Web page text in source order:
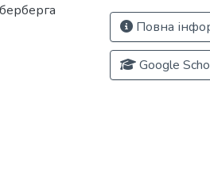
Повна
Google